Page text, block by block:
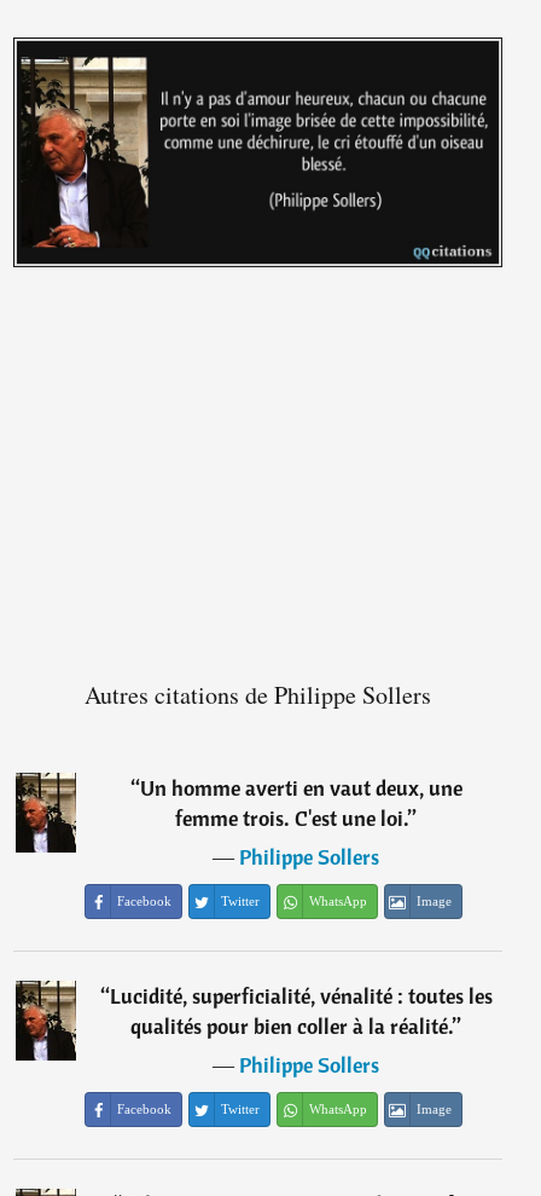
Autres citations de Philippe Sollers
“Un homme averti en vaut deux, une
femme trois. C'est une loi.”
―Philippe Sollers
Facebook Twitter WhatsApp Image
“Lucidité, superficialité, vénalité : toutes les
qualités pour bien coller à la réalité.”
―Philippe Sollers
Facebook Twitter WhatsApp Image